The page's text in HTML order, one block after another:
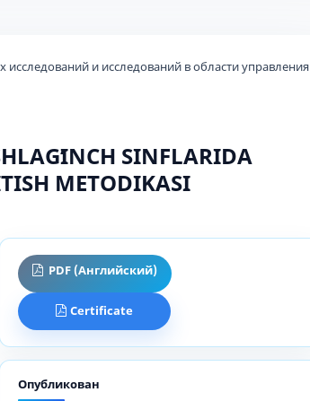
и исследований в области управления
SINFLARIDA
METODIKASI
PDF (Английский)
Certificate
Опубликован